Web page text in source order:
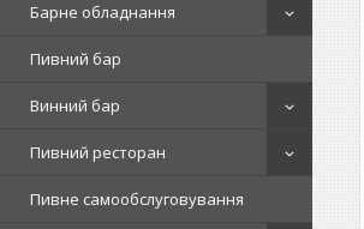
Барне обладнання
Пивний бар
Винний бар
Пивний ресторан
Пивне самообслуговування